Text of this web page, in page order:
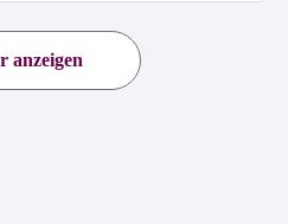
anzeigen